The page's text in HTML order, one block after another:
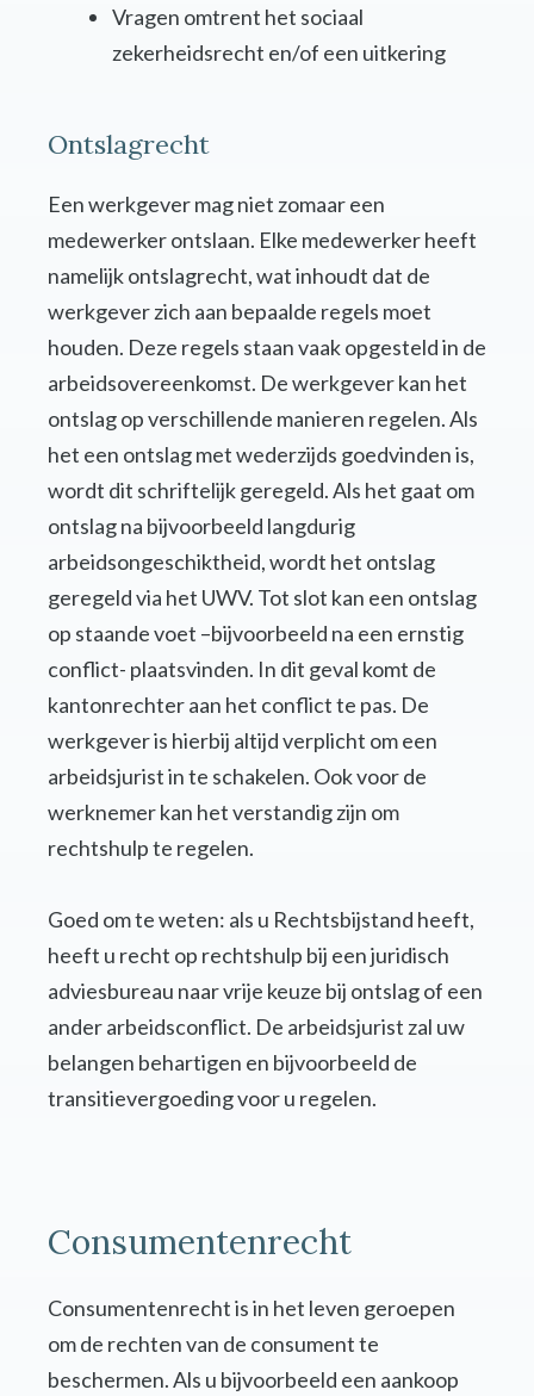
Vragen omtrent het sociaal
zekerheidsrecht en/of een uitkering
Ontslagrecht
Een werkgever mag niet zomaar een
medewerker ontslaan. Elke medewerker heeft
namelijk ontslagrecht, wat inhoudt dat de
werkgever zich aan bepaalde regels moet
houden. Deze regels staan vaak opgesteld in de
arbeidsovereenkomst. De werkgever kan het
ontslag op verschillende manieren regelen. Als
het een ontslag met wederzijds goedvinden is,
wordt dit schriftelijk geregeld. Als het gaat om
ontslag na bijvoorbeeld langdurig
arbeidsongeschiktheid, wordt het ontslag
geregeld via het UWV. Tot slot kan een ontslag
op staande voet –bijvoorbeeld na een ernstig
conflict- plaatsvinden. In dit geval komt de
kantonrechter aan het conflict te pas. De
werkgever is hierbij altijd verplicht om een
arbeidsjurist in te schakelen. Ook voor de
werknemer kan het verstandig zijn om
rechtshulp te regelen.
Goed om te weten: als u Rechtsbijstand heeft,
heeft u recht op rechtshulp bij een juridisch
adviesbureau naar vrije keuze bij ontslag of een
ander arbeidsconflict. De arbeidsjurist zal uw
belangen behartigen en bijvoorbeeld de
transitievergoeding voor u regelen.
Consumentenrecht
Consumentenrecht is in het leven geroepen
om de rechten van de consument te
beschermen. Als u bijvoorbeeld een aankoop